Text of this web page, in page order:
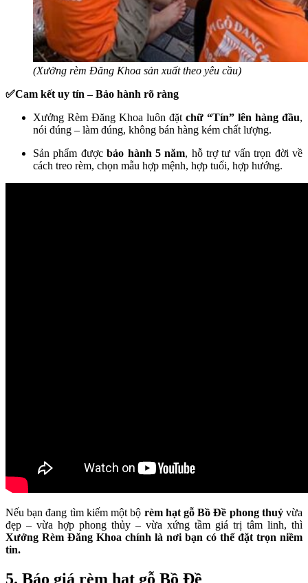
(Xưởng rèm Đăng Khoa sản xuất theo yêu cầu)
✅Cam kết uy tín – Bảo hành rõ ràng
Xưởng Rèm Đăng Khoa luôn đặt chữ “Tín” lên hàng đầu,
nói đúng – làm đúng, không bán hàng kém chất lượng.
Sản phẩm đượcbảo hành 5 năm, hỗ trợ tư vấn trọn đời về
cách treo rèm, chọn mẫu hợp mệnh, hợp tuổi, hợp hướng.
Nếu bạn đang tìm kiếm một bộ rèm hạt gỗ Bồ Đề phong thuỷvừa
đẹp – vừa hợp phong thủy – vừa xứng tầm giá trị tâm linh, thì
Xưởng Rèm Đăng Khoa chính là nơi bạn có thể đặt trọn niềm
tin.
5. Báo giá rèm hạt gỗ Bồ Đề